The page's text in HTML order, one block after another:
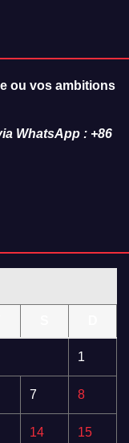
ou vos ambitions
WhatsApp : +86
1
7 8
14 15